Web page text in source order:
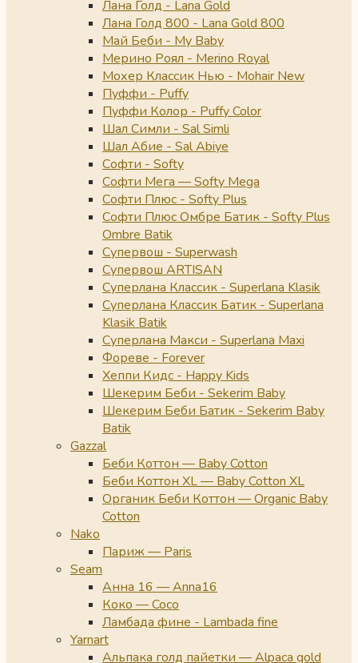
Лана Голд - Lana Gold
Лана Голд 800 - Lana Gold 800
Май Беби - My Baby
Мерино Роял - Merino Royal
Мохер Классик Нью - Mohair New
Пуффи - Puffy
Пуффи Колор - Puffy Color
Шал Симли - Sal Simli
Шал Абие - Sal Abiye
Софти - Softy
Софти Мега — Softy Mega
Софти Плюс - Softy Plus
Софти Плюс Омбре Батик - Softy Plus
Ombre Batik
Супервош - Superwash
Супервош ARTISAN
Суперлана Классик - Superlana Klasik
Суперлана Классик Батик - Superlana
Klasik Batik
Суперлана Макси - Superlana Maxi
Фореве - Forever
Хеппи Кидс - Happy Kids
Шекерим Беби - Sekerim Baby
Шекерим Беби Батик - Sekerim Baby
Batik
Gazzal
Беби Коттон — Baby Cotton
Беби Коттон XL — Baby Cotton XL
Органик Беби Коттон — Organic Baby
Cotton
Nako
Париж — Paris
Seam
Анна 16 — Anna16
Коко — Coco
Ламбада фине - Lambada fine
Yarnart
Альпака голд пайетки — Alpaca gold